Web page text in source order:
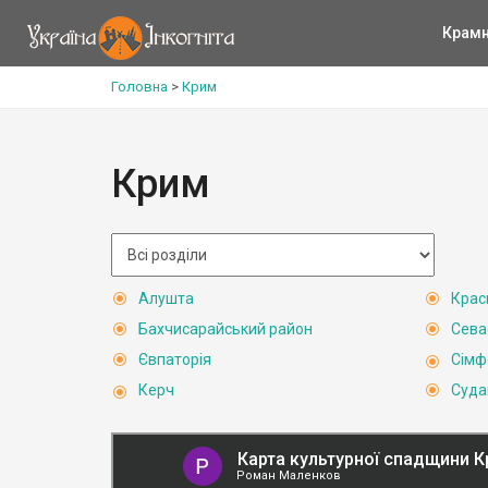
Головна > Крим
Крим
Алушта
Бахчисарайський район
Євпаторія
Керч